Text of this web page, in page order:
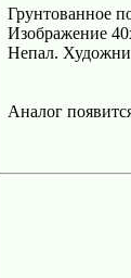
Грунтованное
Изображение
Непал.
Аналог